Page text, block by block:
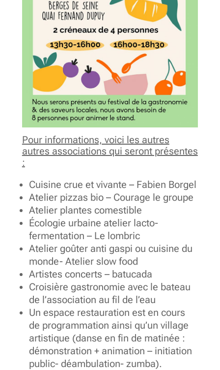
Pour informations, voici les autres
autres associations qui seront présentes
:
Cuisine crue et vivante – Fabien Borgel
Atelier pizzas bio – Courage le groupe
Atelier plantes comestible
Écologie urbaine atelier lacto-
fermentation – Le lombric
Atelier goûter anti gaspi ou cuisine du
monde- Atelier slow food
Artistes concerts – batucada
Croisière gastronomie avec le bateau
de l’association au fil de l’eau
Un espace restauration est en cours
de programmation ainsi qu’un village
artistique (danse en fin de matinée :
démonstration + animation – initiation
public- déambulation- zumba).